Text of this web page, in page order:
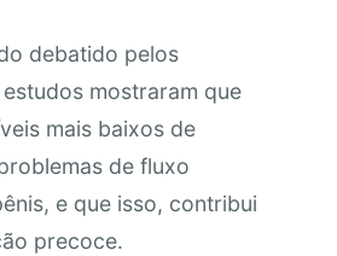
debatido pelos
mostraram que
mais baixos de
de fluxo
e que isso, contribui
precoce.